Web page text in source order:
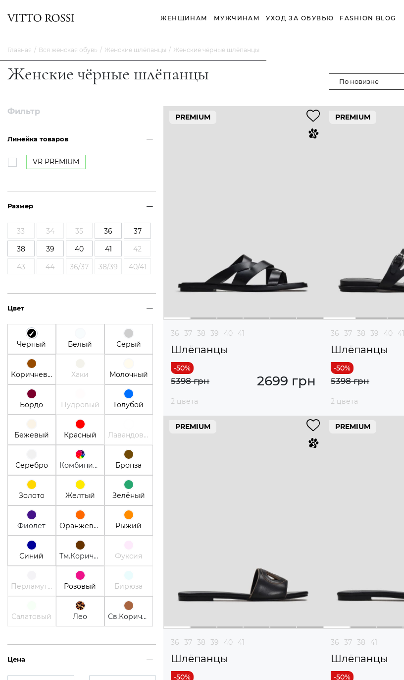
ЖЕНЩИНАМ МУЖЧИНАМ УХОД ЗА ОБУВЬЮ FASHION BLOG
Главная Вся женская обувь Женские шлёпанцы Женские чёрные шлёпанцы
Женские чёрные шлёпанцы По новизне
Фильтр
Линейка товаров
VR PREMIUM
Размер
33 34 35 36
37
38
39 40 41
42
43
44 36/37 38/39 40/41
Цвет
Черный Белый Серый
Коричневый Хаки Молочный
Бордо Пудровый Голубой
Бежевый Красный Лавандовый
Серебро Комбинированный Бронза
Золото Желтый Зелёный
Фиолет Оранжевый Рыжий
Синий Тм.Коричневый Фуксия
Перламутр Розовый Бирюза
Салатовый Лео Св.Коричневый
Цена
PREMIUM
36 37 38 39 40 41
Шлёпанцы
2699 грн
5398 грн
2 цвета
PREMIUM
36 37 38 39 40 41
Шлёпанцы
5398 грн
2 цвета
PREMIUM
36 37 38 39 40 41
Шлёпанцы
PREMIUM
36 37 38 41
Шлёпанцы